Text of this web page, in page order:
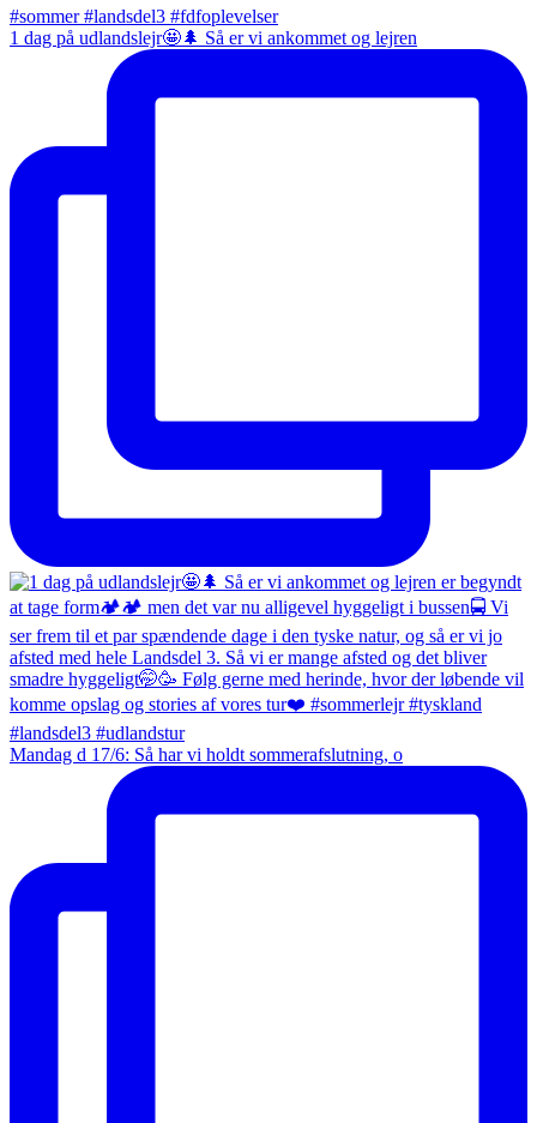
1 dag på udlandslejr🤩🌲 Så er vi ankommet og lejren
Mandag d 17/6: Så har vi holdt sommerafslutning, o